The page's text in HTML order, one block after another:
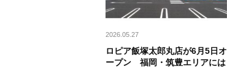
2026.05.27
ロピア飯塚太郎丸店が6月5日オ
ープン 福岡・筑豊エリアには